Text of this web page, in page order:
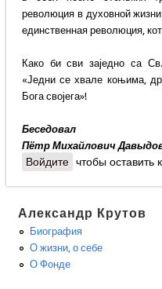
революция в духовной
единственная революция,
Како би сви заједно са
«Једни се хвале коњима,
Бога својега»!
Беседовал
Пётр Михайлович
Войдите чтобы оставить
Александр Крутов
Биография
О жизни, о себе
О Фонде